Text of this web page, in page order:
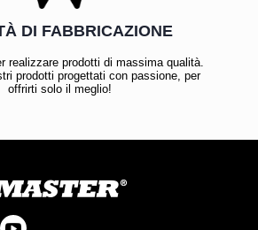
DI FABBRICAZIONE
realizzare prodotti di massima qualità.
prodotti progettati con passione, per
offrirti solo il meglio!